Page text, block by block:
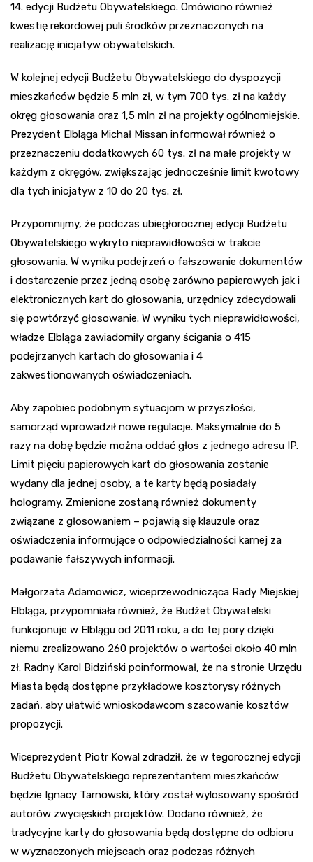
14. edycji Budżetu Obywatelskiego. Omówiono również
kwestię rekordowej puli środków przeznaczonych na
realizację inicjatyw obywatelskich.
W kolejnej edycji Budżetu Obywatelskiego do dyspozycji
mieszkańców będzie 5 mln zł, w tym 700 tys. zł na każdy
okręg głosowania oraz 1,5 mln zł na projekty ogólnomiejskie.
Prezydent Elbląga Michał Missan informował również o
przeznaczeniu dodatkowych 60 tys. zł na małe projekty w
każdym z okręgów, zwiększając jednocześnie limit kwotowy
dla tych inicjatyw z 10 do 20 tys. zł.
Przypomnijmy, że podczas ubiegłorocznej edycji Budżetu
Obywatelskiego wykryto nieprawidłowości w trakcie
głosowania. W wyniku podejrzeń o fałszowanie dokumentów
i dostarczenie przez jedną osobę zarówno papierowych jak i
elektronicznych kart do głosowania, urzędnicy zdecydowali
się powtórzyć głosowanie. W wyniku tych nieprawidłowości,
władze Elbląga zawiadomiły organy ścigania o 415
podejrzanych kartach do głosowania i 4
zakwestionowanych oświadczeniach.
Aby zapobiec podobnym sytuacjom w przyszłości,
samorząd wprowadził nowe regulacje. Maksymalnie do 5
razy na dobę będzie można oddać głos z jednego adresu IP.
Limit pięciu papierowych kart do głosowania zostanie
wydany dla jednej osoby, a te karty będą posiadały
hologramy. Zmienione zostaną również dokumenty
związane z głosowaniem – pojawią się klauzule oraz
oświadczenia informujące o odpowiedzialności karnej za
podawanie fałszywych informacji.
Małgorzata Adamowicz, wiceprzewodnicząca Rady Miejskiej
Elbląga, przypomniała również, że Budżet Obywatelski
funkcjonuje w Elblągu od 2011 roku, a do tej pory dzięki
niemu zrealizowano 260 projektów o wartości około 40 mln
zł. Radny Karol Bidziński poinformował, że na stronie Urzędu
Miasta będą dostępne przykładowe kosztorysy różnych
zadań, aby ułatwić wnioskodawcom szacowanie kosztów
propozycji.
Wiceprezydent Piotr Kowal zdradził, że w tegorocznej edycji
Budżetu Obywatelskiego reprezentantem mieszkańców
będzie Ignacy Tarnowski, który został wylosowany spośród
autorów zwycięskich projektów. Dodano również, że
tradycyjne karty do głosowania będą dostępne do odbioru
w wyznaczonych miejscach oraz podczas różnych